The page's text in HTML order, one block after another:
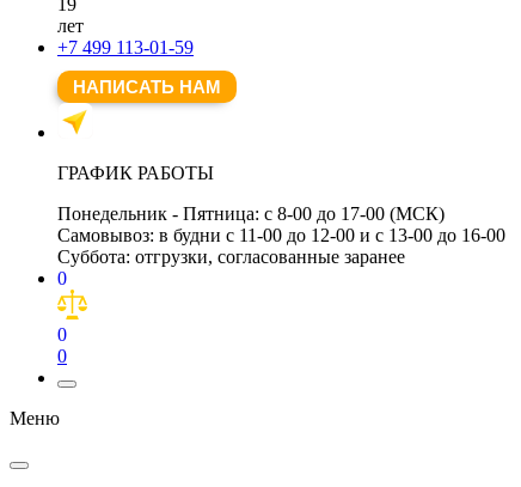
лет
+7 499 113-01-59
НАПИСАТЬ НАМ
ГРАФИК РАБОТЫ
Понедельник - Пятница: с 8-00 до 17-00 (МСК)
Самовывоз: в будни с 11-00 до 12-00 и с 13-00 до 16-00
Суббота: отгрузки, согласованные заранее
0
0
0
Меню